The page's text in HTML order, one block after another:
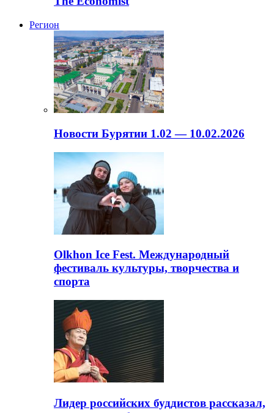
Регион
Новости Бурятии 1.02 — 10.02.2026
Olkhon Ice Fest. Международный
фестиваль культуры, творчества и
спорта
Лидер российских буддистов рассказал,